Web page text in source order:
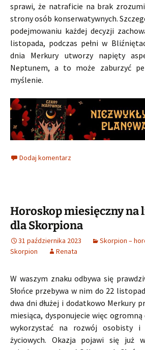
sprawi, że natraficie na brak
strony osób konserwatywnych.
podejmowaniu każdej decyzji
listopada, podczas pełni w
dnia Merkury utworzy napięty
Neptunem, a to może zaburzyć
myślenie.
Dodaj komentarz
Horoskop miesięczny na
dla Skorpiona
31 października 2023
Skorpion –
Skorpion
Renata
W waszym znaku odbywa się
Słońce przebywa w nim do 22
dwa dni dłużej i dodatkowo Merkury
miesiąca, dysponujecie więc
wykorzystać na rozwój osobisty i
życiowych. Okazja pojawi się już